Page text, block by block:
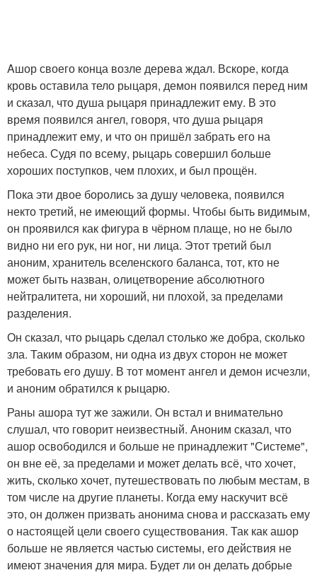
Aшор своего конца возле дерева ждал. Вскоре, когда
кровь оставила тело рыцаря, демон появился перед ним
и сказал, что душа рыцаря принадлежит ему. В это
время появился ангел, говоря, что душа рыцаря
принадлежит ему, и что он пришёл забрать его на
небеса. Судя по всему, рыцарь совершил больше
хороших поступков, чем плохих, и был прощён.
Пока эти двое боролись за душу человека, появился
некто третий, не имеющий формы. Чтобы быть видимым,
он проявился как фигура в чёрном плаще, но не было
видно ни его рук, ни ног, ни лица. Этот третий был
аноним, хранитель вселенского баланса, тот, кто не
может быть назван, олицетворение абсолютного
нейтралитета, ни хороший, ни плохой, за пределами
разделения.
Он сказал, что рыцарь сделал столько же добра, сколько
зла. Таким образом, ни одна из двух сторон не может
требовать его душу. В тот момент ангел и демон исчезли,
и аноним обратился к рыцарю.
Раны ашора тут же зажили. Он встал и внимательно
слушал, что говорит неизвестный. Аноним сказал, что
ашор освободился и больше не принадлежит "Системе",
он вне её, за пределами и может делать всё, что хочет,
жить, сколько хочет, путешествовать по любым местам, в
том числе на другие планеты. Когда ему наскучит всё
это, он должен призвать анонима снова и рассказать ему
о настоящей цели своего существования. Так как ашор
больше не является частью системы, его действия не
имеют значения для мира. Будет ли он делать добрые